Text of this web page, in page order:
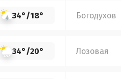
34°/18° Богодухов
34°/20° Лозовая